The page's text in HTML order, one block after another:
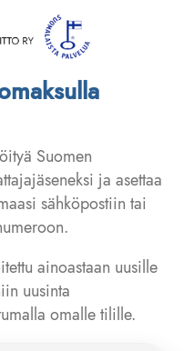
Suomen
ja asettaa
sähköpostiin tai
ainoastaan uusille
uusinta
omalle tilille.